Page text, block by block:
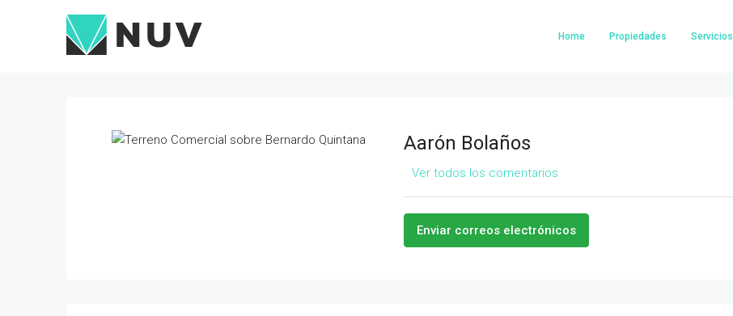
Home Propiedades Servicios
Aarón Bolaños
Ver todos los comentarios
Enviar correos electrónicos